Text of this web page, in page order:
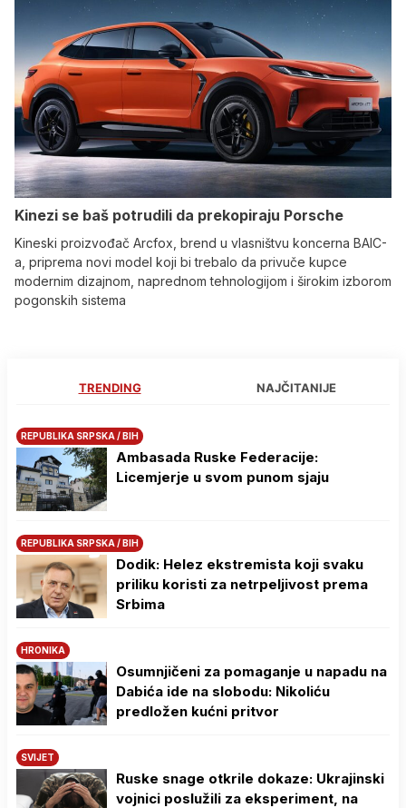
Kinezi se baš potrudili da prekopiraju Porsche
Kineski proizvođač Arcfox, brend u vlasništvu koncerna BAIC-
a, priprema novi model koji bi trebalo da privuče kupce
modernim dizajnom, naprednom tehnologijom i širokim izborom
pogonskih sistema
TRENDING NAJČITANIJE
REPUBLIKA SRPSKA / BIH
Ambasada Ruske Federacije:
Licemjerje u svom punom sjaju
REPUBLIKA SRPSKA / BIH
Dodik: Helez ekstremista koji svaku
priliku koristi za netrpeljivost prema
Srbima
HRONIKA
Osumnjičeni za pomaganje u napadu na
Dabića ide na slobodu: Nikoliću
predložen kućni pritvor
SVIJET
Ruske snage otkrile dokaze: Ukrajinski
vojnici poslužili za eksperiment, na